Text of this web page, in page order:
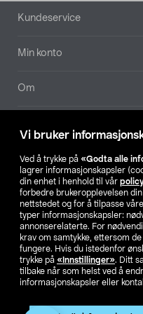
Vi bruker
Ved å trykke på «Godta alle
lagrer informasjonskapsler
din enhet i henhold til vår
forbedre brukeropplevelsen
nettstedet og for å tilpasse
typer informasjonskapsler:
annonserelaterte. For
krav om samtykke, ettersom
fungere. Hvis du istedenfor
trykke på «Innstillinger». Ditt
tilbake når som helst ved å
informasjonskapsler eller
Bunntekst
Kundeservice
Min konto
Om
Våre selskaper
SE